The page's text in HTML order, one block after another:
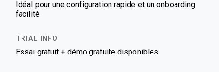
Idéal pour une configuration rapide et un onboarding
facilité
Essai gratuit + démo gratuite disponibles